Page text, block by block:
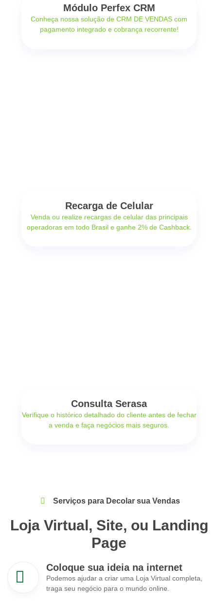
Módulo Perfex CRM
Conheça nossa solução de CRM DE VENDAS com
pagamento integrado e cobrança recorrente!
Recarga de Celular
Venda ou realize recargas de celular das principais
operadoras em todo Brasil e ganhe 2% de Cashback.
Consulta Serasa
Verifique o histórico detalhado do cliente antes de fechar
a venda e faça negócios mais seguros.
Serviços para Decolar sua Vendas
Loja Virtual, Site, ou Landing
Page
Coloque sua ideia na internet
Podemos ajudar a criar uma Loja Virtual completa,
traga seu negócio para o mundo online.